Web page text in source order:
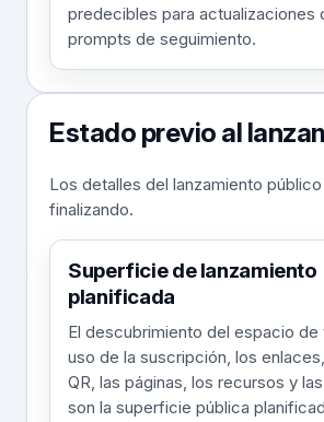
predecibles para actualizaciones
prompts de seguimiento.
Estado previo al
Los detalles del lanzamiento
finalizando.
Superficie de lanzamiento
planificada
El descubrimiento del espacio de
uso de la suscripción, los
QR, las páginas, los recursos y
son la superficie pública